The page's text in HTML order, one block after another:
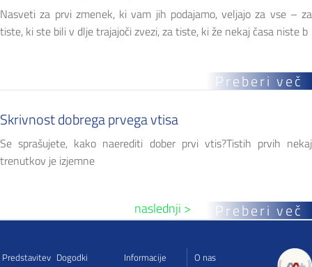
naslednji >
Nasveti za prvi zmenek, ki vam jih podajamo, veljajo za vse – za
tiste, ki ste bili v dlje trajajoči zvezi, za tiste, ki že nekaj časa niste b
Preberi več
Skrivnost dobrega prvega vtisa
Se sprašujete, kako naerediti dober prvi vtis?Tistih prvih nekaj
trenutkov je izjemne
Preberi več
Predstavitev Dogodki Informacije O nas